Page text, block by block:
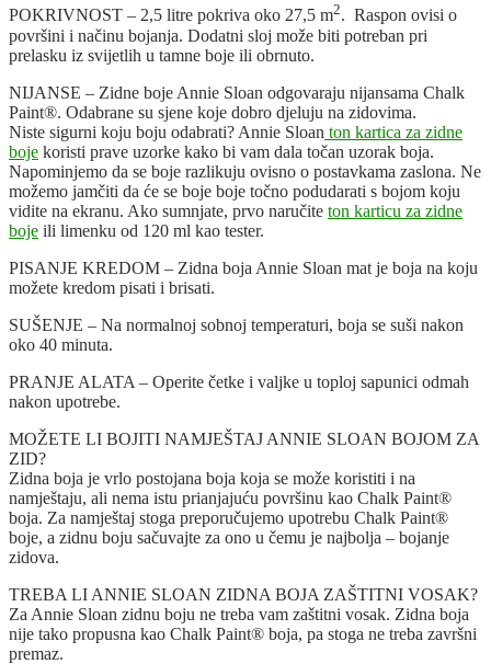
POKRIVNOST – 2,5 litre pokriva oko 27,5 m2. Raspon ovisi o
površini i načinu bojanja. Dodatni sloj može biti potreban pri
prelasku iz svijetlih u tamne boje ili obrnuto.
NIJANSE – Zidne boje Annie Sloan odgovaraju nijansama Chalk
Paint®. Odabrane su sjene koje dobro djeluju na zidovima.
Niste sigurni koju boju odabrati? Annie Sloan ton kartica za zidne
boje koristi prave uzorke kako bi vam dala točan uzorak boja.
Napominjemo da se boje razlikuju ovisno o postavkama zaslona. Ne
možemo jamčiti da će se boje boje točno podudarati s bojom koju
vidite na ekranu. Ako sumnjate, prvo naručite ton karticu za zidne
boje ili limenku od 120 ml kao tester.
PISANJE KREDOM – Zidna boja Annie Sloan mat je boja na koju
možete kredom pisati i brisati.
SUŠENJE – Na normalnoj sobnoj temperaturi, boja se suši nakon
oko 40 minuta.
PRANJE ALATA – Operite četke i valjke u toploj sapunici odmah
nakon upotrebe.
MOŽETE LI BOJITI NAMJEŠTAJ ANNIE SLOAN BOJOM ZA
ZID?
Zidna boja je vrlo postojana boja koja se može koristiti i na
namještaju, ali nema istu prianjajuću površinu kao Chalk Paint®
boja. Za namještaj stoga preporučujemo upotrebu Chalk Paint®
boje, a zidnu boju sačuvajte za ono u čemu je najbolja – bojanje
zidova.
TREBA LI ANNIE SLOAN ZIDNA BOJA ZAŠTITNI VOSAK?
Za Annie Sloan zidnu boju ne treba vam zaštitni vosak. Zidna boja
nije tako propusna kao Chalk Paint® boja, pa stoga ne treba završni
premaz.